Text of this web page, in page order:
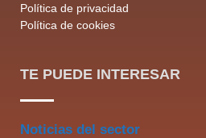
Política de privacidad
Política de cookies
TE PUEDE INTERESAR
Noticias del sector